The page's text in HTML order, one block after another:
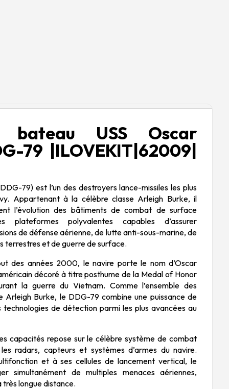
bateau USS Oscar
79 |ILOVEKIT|62009|
79) est l’un des destroyers lance-missiles les plus
Appartenant à la célèbre classe Arleigh Burke, il
l’évolution des bâtiments de combat de surface
plateformes polyvalentes capables d’assurer
de défense aérienne, de lutte anti-sous-marine, de
terrestres et de guerre de surface.
des années 2000, le navire porte le nom d’Oscar
décoré à titre posthume de la Medal of Honor
la guerre du Vietnam. Comme l’ensemble des
Arleigh Burke, le DDG-79 combine une puissance de
de détection parmi les plus avancées au
capacités repose sur le célèbre système de combat
radars, capteurs et systèmes d’armes du navire.
et à ses cellules de lancement vertical, le
simultanément de multiples menaces aériennes,
très longue distance.